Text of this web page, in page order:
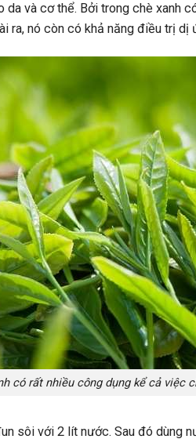
da và cơ thể. Bởi trong chè xanh
ra, nó còn có khả năng điều trị dị
có rất nhiều công dụng kể cả việc
sôi với 2 lít nước. Sau đó dùng